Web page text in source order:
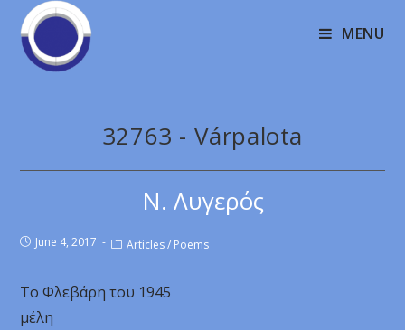
MENU
32763 - Várpalota
Ν. Λυγερός
June 4, 2017 Articles / Poems
Το Φλεβάρη του 1945
μέλη